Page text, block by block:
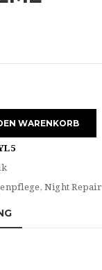
WARENKORB
, Night Repair